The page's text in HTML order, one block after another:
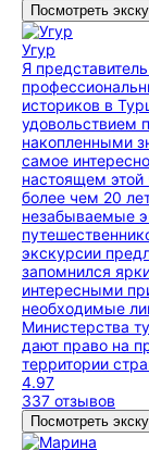
Посмотреть
Угур
Я
историков в
удовольствием
накопленными
самое
настоящем этой
более чем 20
незабываемые
экскурсии
запомнился
интересными
необходимые
Министерства
дают право на
территории
4.97
337 отзывов
Посмотреть